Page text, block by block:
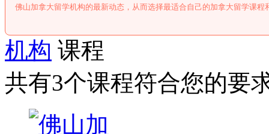
佛山加拿大留学机构的最新动态，从而选择最适合自己的加拿大留学课程
机构 课程
共有3个课程符合您的要